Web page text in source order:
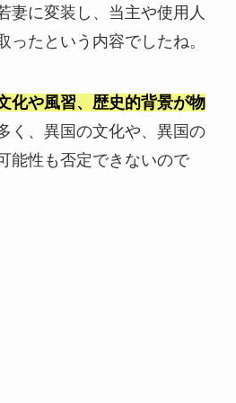
妻に変装し、当主や使用人
ったという内容でしたね。
化や風習、歴史的背景が物
く、異国の文化や、異国の
能性も否定できないので